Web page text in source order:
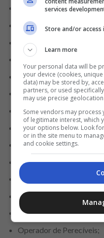
Conferente de carga e
Consultor de vendas;
Embalador;
Empacotador;
Fiscal de Caixa;
Fiscal de Prevenção e
Gerente comercial;
Gerente de Operações;
Motorista de caminhão;
Operador de Caixa;
Operador de Empilhadeira;
Operador de Laticínios;
Operador de Padaria;
Operador de Perecíveis;
services
Store and/or
Learn more
Your personal data will be
your device (cookies,
data) may be stored by,
partners, or used
may use precise
Some vendors may
of legitimate interest, which
your options below. Look
or in the site menu to
and cookie settings.